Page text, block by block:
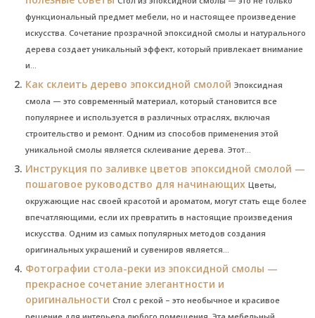
функциональный предмет мебели, но и настоящее произведение
искусства. Сочетание прозрачной эпоксидной смолы и натурального
дерева создает уникальный эффект, который привлекает внимание
и...
Как склеить дерево эпоксидной смолой Эпоксидная
смола — это современный материал, который становится все
популярнее и используется в различных отраслях, включая
строительство и ремонт. Одним из способов применения этой
уникальной смолы является склеивание дерева. Этот...
Инструкция по заливке цветов эпоксидной смолой —
пошаговое руководство для начинающих Цветы,
окружающие нас своей красотой и ароматом, могут стать еще более
впечатляющими, если их превратить в настоящие произведения
искусства. Одним из самых популярных методов создания
оригинальных украшений и сувениров является...
Фотографии стола-реки из эпоксидной смолы —
прекрасное сочетание элегантности и
оригинальности Стол с рекой – это необычное и красивое